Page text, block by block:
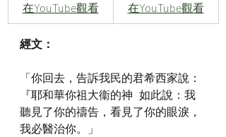
在YouTube觀看 在YouTube觀看
經文：
「你回去，告訴我民的君希西家說：
『耶和華你祖大衞的神   如此說：我
聽見了你的禱告，看見了你的眼淚，
我必醫治你。」